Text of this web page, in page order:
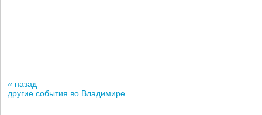
« назад
другие события во Владимире